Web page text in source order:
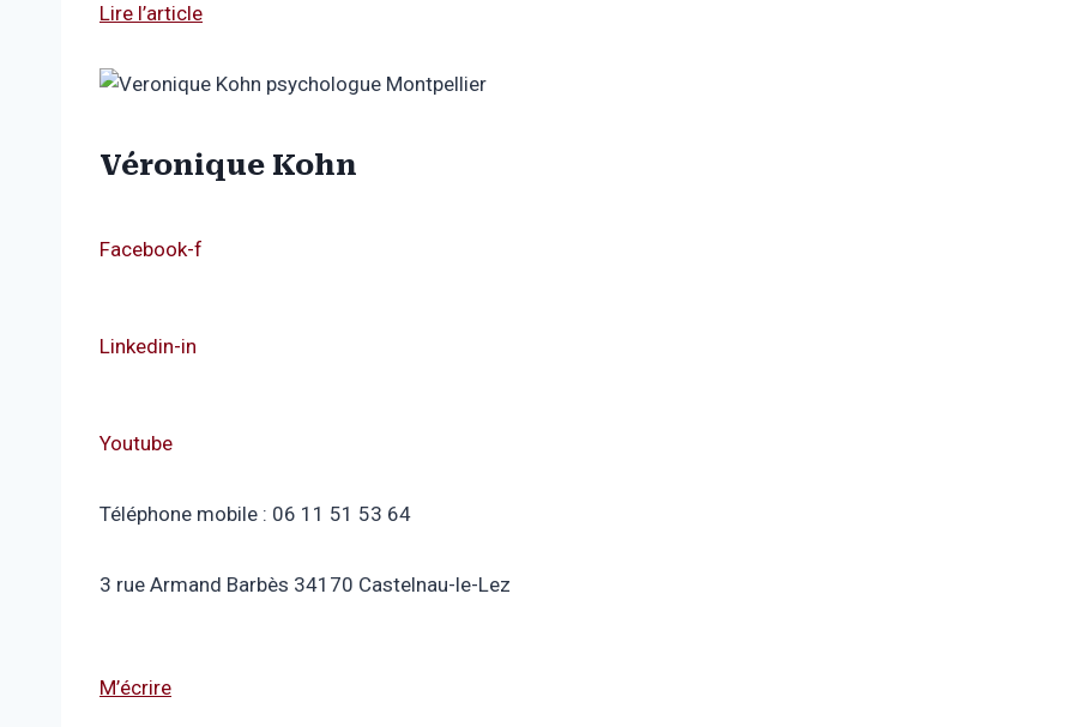
Lire l’article
Véronique Kohn
Facebook-f
Linkedin-in
Youtube
Téléphone mobile : 06 11 51 53 64
3 rue Armand Barbès 34170 Castelnau-le-Lez
M’écrire